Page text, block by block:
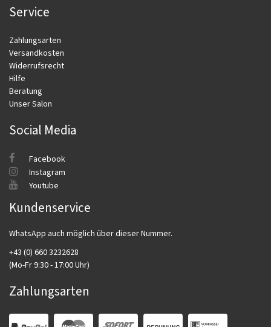
Service
Zahlungsarten
Versandkosten
Widerrufsrecht
Hilfe
Beratung
Unser Salon
Social Media
Facebook
Instagram
Youtube
Kundenservice
WhatsApp auch möglich über dieser Nummer.
+43 (0) 660 3232628
(Mo-Fr 9:30 - 17:00 Uhr)
Zahlungsarten